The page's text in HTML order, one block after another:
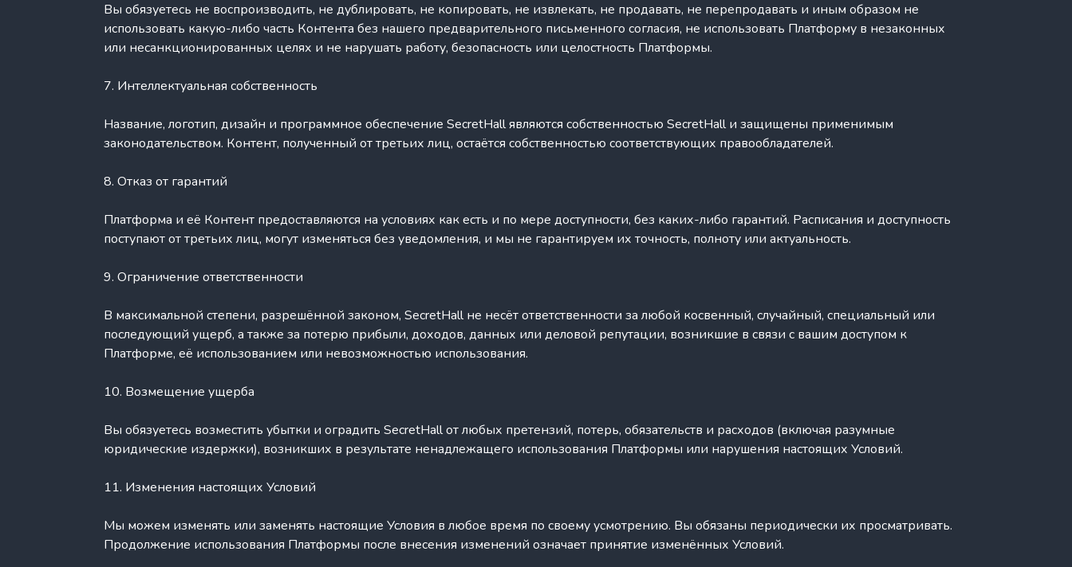
Вы обязуетесь не воспроизводить, не дублировать, не копировать, не извлекать, не продавать, не перепродавать и иным образом не
использовать какую-либо часть Контента без нашего предварительного письменного согласия, не использовать Платформу в незаконных
или несанкционированных целях и не нарушать работу, безопасность или целостность Платформы.
7. Интеллектуальная собственность
Название, логотип, дизайн и программное обеспечение SecretHall являются собственностью SecretHall и защищены применимым
законодательством. Контент, полученный от третьих лиц, остаётся собственностью соответствующих правообладателей.
8. Отказ от гарантий
Платформа и её Контент предоставляются на условиях как есть и по мере доступности, без каких-либо гарантий. Расписания и доступность
поступают от третьих лиц, могут изменяться без уведомления, и мы не гарантируем их точность, полноту или актуальность.
9. Ограничение ответственности
В максимальной степени, разрешённой законом, SecretHall не несёт ответственности за любой косвенный, случайный, специальный или
последующий ущерб, а также за потерю прибыли, доходов, данных или деловой репутации, возникшие в связи с вашим доступом к
Платформе, её использованием или невозможностью использования.
10. Возмещение ущерба
Вы обязуетесь возместить убытки и оградить SecretHall от любых претензий, потерь, обязательств и расходов (включая разумные
юридические издержки), возникших в результате ненадлежащего использования Платформы или нарушения настоящих Условий.
11. Изменения настоящих Условий
Мы можем изменять или заменять настоящие Условия в любое время по своему усмотрению. Вы обязаны периодически их просматривать.
Продолжение использования Платформы после внесения изменений означает принятие изменённых Условий.